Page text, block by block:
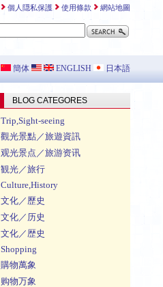
個人隠私保護 使用條款 網站地圖
簡体 ENGLISH 日本語
BLOG CATEGORES
Trip,Sight-seeing
觀光景點／旅遊資訊
观光景点／旅游资讯
観光／旅行
Culture,History
文化／歷史
文化／历史
文化／歴史
Shopping
購物萬象
购物万象